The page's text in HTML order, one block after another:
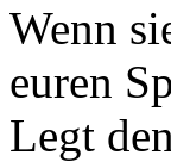
Wenn
euren
Legt